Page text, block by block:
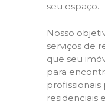
seu espaço.
Nosso
serviços de
que seu
para
residenciais